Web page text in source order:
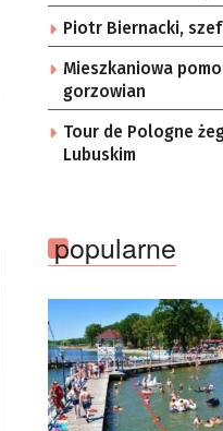
Zielonej Górze
Piotr Biernacki,
Mieszkaniowa
gorzowian
Tour de Pologne
Lubuskim
popularne